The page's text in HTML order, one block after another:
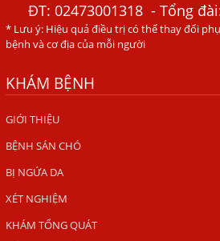
Đau Mắt Đỏ, Nguyên Nhân Và
HÀ NỘI – PHÁT BAN MẨN ĐỎ
Ăn hải sản sống, coi chừng nhiễm
TỔNG QUAN VỀ KÉM HẤP THU
HÀ NỘI – NHIỄM BA LOẠI KÝ SINH
ĂN MỘT MÓN ĂN SÁNG
ẤU TRÙNG SÁN CHÓ DI CHUYỂN
VIÊM DA ĐỒNG TIỀN
ĐT:02473001318 - Tổng
* Lưu ý: Hiệu quả điều trị có thể thay đổi
bệnh và cơ địa của mỗi người
KHÁM BỆNH
GIỚI THIỆU
BỆNH SÁN CHÓ
BỊ NGỨA DA
XÉT NGHIỆM
KHÁM TỔNG QUÁT